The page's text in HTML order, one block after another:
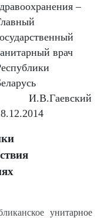
–
врач
И.В.Гаевский
унитарное